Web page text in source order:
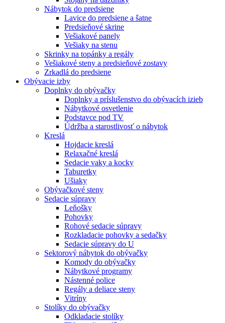
Nábytok do predsiene
Lavice do predsiene a šatne
Predsieňové skrine
Vešiakové panely
Vešiaky na stenu
Skrinky na topánky a regály
Vešiakové steny a predsieňové zostavy
Zrkadlá do predsiene
Obývacie izby
Doplnky do obývačky
Doplnky a príslušenstvo do obývacích izieb
Nábytkové osvetlenie
Podstavce pod TV
Údržba a starostlivosť o nábytok
Kreslá
Hojdacie kreslá
Relaxačné kreslá
Sedacie vaky a kocky
Taburetky
Ušiaky
Obývačkové steny
Sedacie súpravy
Leňošky
Pohovky
Rohové sedacie súpravy
Rozkladacie pohovky a sedačky
Sedacie súpravy do U
Sektorový nábytok do obývačky
Komody do obývačky
Nábytkové programy
Nástenné police
Regály a deliace steny
Vitríny
Stolíky do obývačky
Odkladacie stolíky